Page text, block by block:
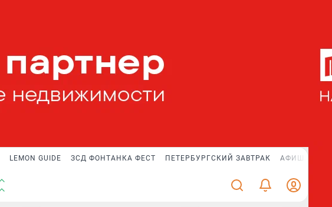
LEMON GUIDE ЗСД ФОНТАНКА ФЕСТ ПЕТЕРБУРГСКИЙ ЗАВТРАК АФИША PLUS